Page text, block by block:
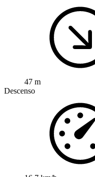
47 m
Descenso